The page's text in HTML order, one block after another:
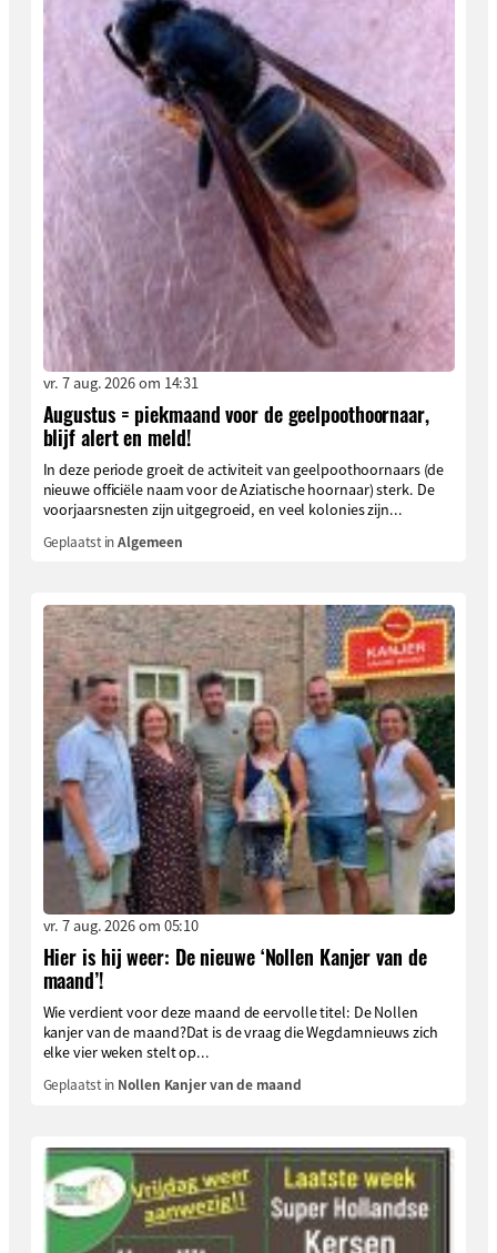
vr. 7 aug. 2026 om 14:31
Augustus = piekmaand voor de geelpoothoornaar,
blijf alert en meld!
In deze periode groeit de activiteit van geelpoothoornaars (de
nieuwe officiële naam voor de Aziatische hoornaar) sterk. De
voorjaarsnesten zijn uitgegroeid, en veel kolonies zijn...
Geplaatst inAlgemeen
vr. 7 aug. 2026 om 05:10
Hier is hij weer: De nieuwe ‘Nollen Kanjer van de
maand’!
Wie verdient voor deze maand de eervolle titel: De Nollen
kanjer van de maand?Dat is de vraag die Wegdamnieuws zich
elke vier weken stelt op...
Geplaatst in Nollen Kanjer van de maand